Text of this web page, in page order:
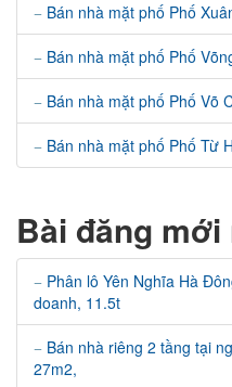
Bán nhà mặt phố Phố
Bán nhà mặt phố Phố
Bán nhà mặt phố Phố Võ
Bán nhà mặt phố Phố Từ
Bài đăng mới
Phân lô Yên Nghĩa Hà
doanh, 11.5t
Bán nhà riêng 2 tầng tại
27m2,